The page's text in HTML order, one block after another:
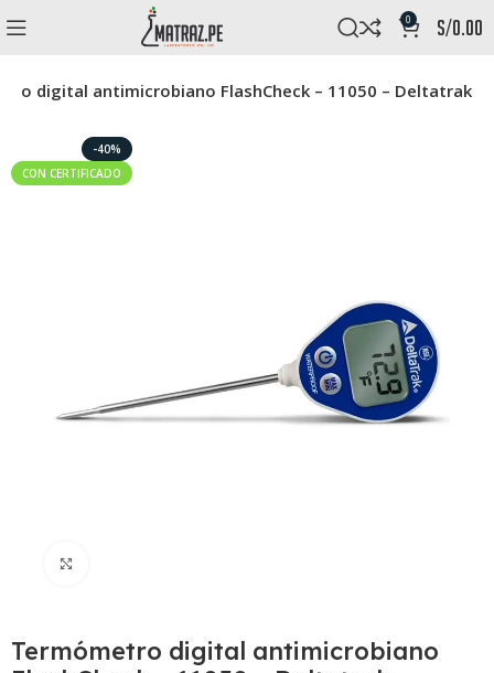
0 s/0.00
digital antimicrobiano FlashCheck – 11050 – Deltatrak
-40%
CON CERTIFICADO
Termómetro digital antimicrobiano